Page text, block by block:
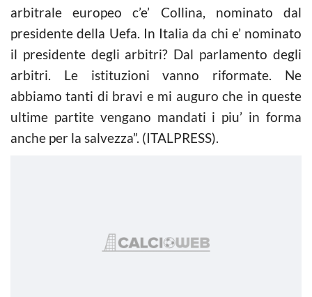
arbitrale europeo c’e’ Collina, nominato dal
presidente della Uefa. In Italia da chi e’ nominato
il presidente degli arbitri? Dal parlamento degli
arbitri. Le istituzioni vanno riformate. Ne
abbiamo tanti di bravi e mi auguro che in queste
ultime partite vengano mandati i piu’ in forma
anche per la salvezza”. (ITALPRESS).